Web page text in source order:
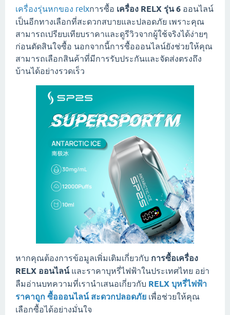
เครื่องรุ่นหกของ relxการซื้อ เครื่อง RELX รุ่น 6 ออนไลน์
เป็นอีกทางเลือกที่สะดวกสบายและปลอดภัย เพราะคุณ
สามารถเปรียบเทียบราคาและดูรีวิวจากผู้ใช้จริงได้ง่ายๆ
ก่อนตัดสินใจซื้อ นอกจากนี้การซื้อออนไลน์ยังช่วยให้คุณ
สามารถเลือกสินค้าที่มีการรับประกันและจัดส่งตรงถึง
บ้านได้อย่างรวดเร็ว
หากคุณต้องการข้อมูลเพิ่มเติมเกี่ยวกับ การซื้อเครื่อง
RELX ออนไลน์และราคาบุหรี่ไฟฟ้าในประเทศไทย อย่า
ลืมอ่านบทความที่เรานำเสนอเกี่ยวกับ RELX บุหรี่ไฟฟ้า
ราคาถูก ซื้อออนไลน์ สะดวกปลอดภัย เพื่อช่วยให้คุณ
เลือกซื้อได้อย่างมั่นใจ